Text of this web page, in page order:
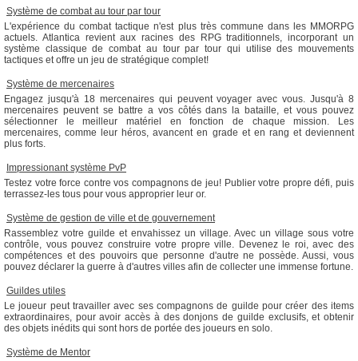
Système de combat au tour par tour
L'expérience du combat tactique n'est plus très commune dans les MMORPG
actuels. Atlantica revient aux racines des RPG traditionnels, incorporant un
système classique de combat au tour par tour qui utilise des mouvements
tactiques et offre un jeu de stratégique complet!
Système de mercenaires
Engagez jusqu'à 18 mercenaires qui peuvent voyager avec vous. Jusqu'à 8
mercenaires peuvent se battre a vos côtés dans la bataille, et vous pouvez
sélectionner le meilleur matériel en fonction de chaque mission. Les
mercenaires, comme leur héros, avancent en grade et en rang et deviennent
plus forts.
Impressionant système PvP
Testez votre force contre vos compagnons de jeu! Publier votre propre défi, puis
terrassez-les tous pour vous approprier leur or.
Système de gestion de ville et de gouvernement
Rassemblez votre guilde et envahissez un village. Avec un village sous votre
contrôle, vous pouvez construire votre propre ville. Devenez le roi, avec des
compétences et des pouvoirs que personne d'autre ne possède. Aussi, vous
pouvez déclarer la guerre à d'autres villes afin de collecter une immense fortune.
Guildes utiles
Le joueur peut travailler avec ses compagnons de guilde pour créer des items
extraordinaires, pour avoir accès à des donjons de guilde exclusifs, et obtenir
des objets inédits qui sont hors de portée des joueurs en solo.
Système de Mentor